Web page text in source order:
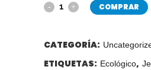
COMPRAR
CATEGORÍA:
ETIQUETAS: Ecológico,